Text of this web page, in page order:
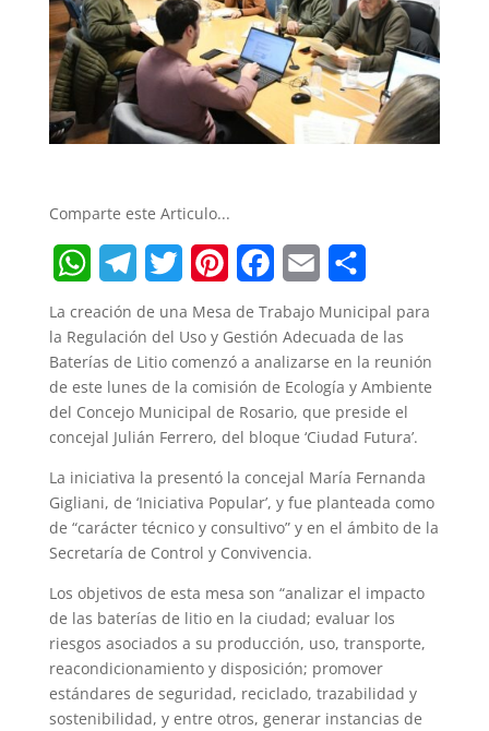
Comparte este Articulo...
h
a
t
s
A
p
p
e
l
e
g
r
a
m
T
w
i
t
t
e
r
i
n
t
e
r
e
s
t
F
a
c
e
b
o
o
k
E
m
a
i
l
h
a
r
e
La creación de una Mesa de Trabajo Municipal para
la Regulación del Uso y Gestión Adecuada de las
Baterías de Litio comenzó a analizarse en la reunión
de este lunes de la comisión de Ecología y Ambiente
del Concejo Municipal de Rosario, que preside el
concejal Julián Ferrero, del bloque ‘Ciudad Futura’.
La iniciativa la presentó la concejal María Fernanda
Gigliani, de ‘Iniciativa Popular’, y fue planteada como
de “carácter técnico y consultivo” y en el ámbito de la
Secretaría de Control y Convivencia.
Los objetivos de esta mesa son “analizar el impacto
de las baterías de litio en la ciudad; evaluar los
riesgos asociados a su producción, uso, transporte,
reacondicionamiento y disposición; promover
estándares de seguridad, reciclado, trazabilidad y
sostenibilidad, y entre otros, generar instancias de